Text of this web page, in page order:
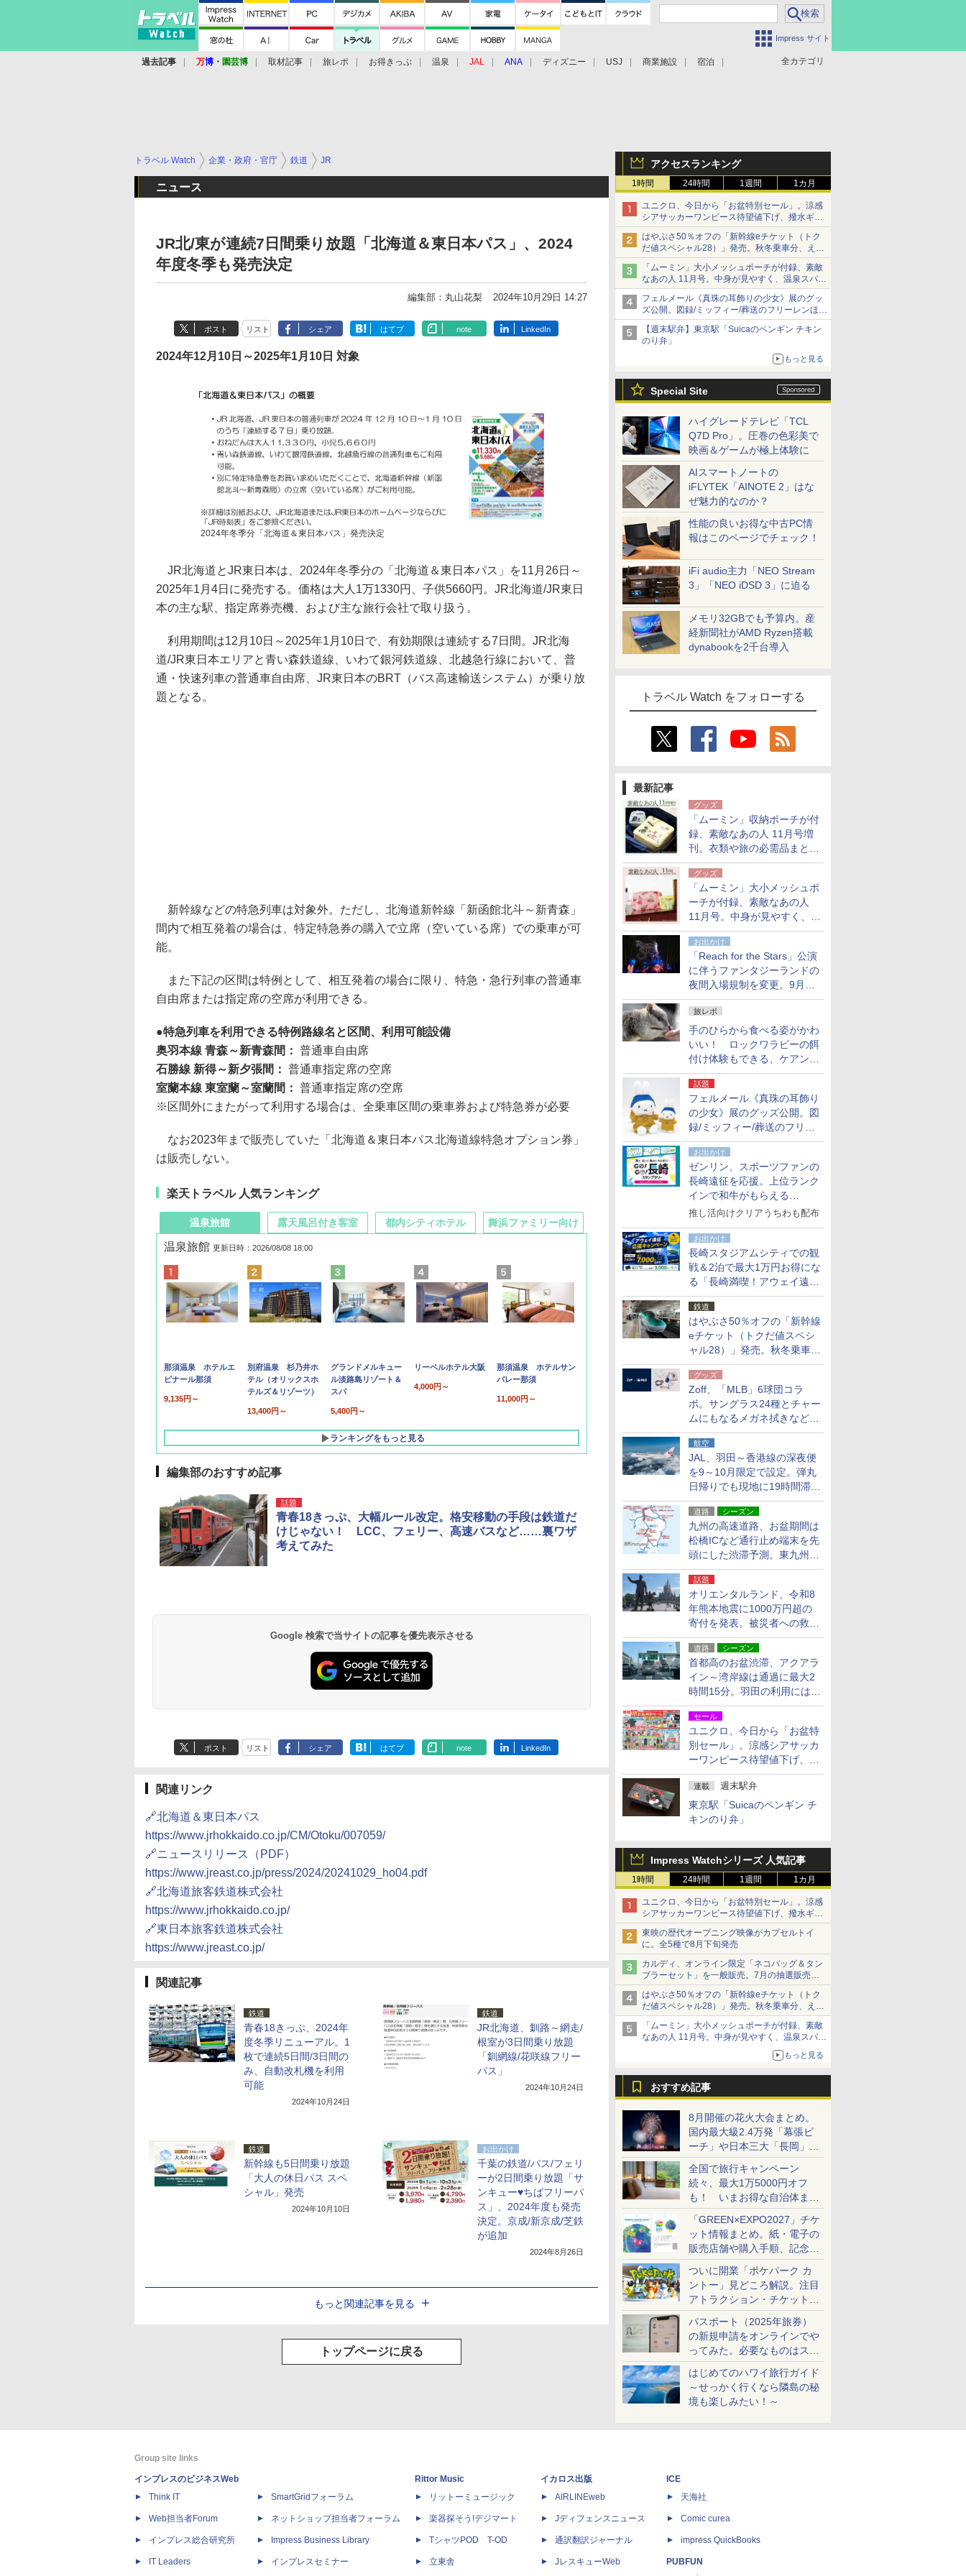
Impress サイト
全カテゴリ
過去記事 万博 ・ 園芸博 取材記事 旅レポ お得きっぷ 温泉 JAL ANA ディズニー USJ 商業施設 宿泊
アクセスランキング
1時間 24時間 1週間 1カ月
ユニクロ、今日から「お盆特別セール」。涼感
シアサッカーワンピース待望値下げ、撥水ギア
ショーツは1990円に
はやぶさ50％オフの「新幹線eチケット（トク
だ値スペシャル28）」発売。秋冬乗車分、えき
ねっと限定
「ムーミン」大小メッシュポーチが付録、素敵
なあの人 11月号。中身が見やすく、温泉スパに
も使える
フェルメール《真珠の耳飾りの少女》展のグッ
ズ公開。図録/ミッフィー/葬送のフリーレンほ
か、注目ブランドコラボが実現
【週末駅弁】東京駅「Suicaのペンギン チキン
のり弁」
もっと見る
Special Site
ハイグレードテレビ「TCL
Q7D Pro」。圧巻の色彩美で
映画＆ゲームが極上体験に
AIスマートノートの
iFLYTEK「AINOTE 2」はな
ぜ魅力的なのか？
性能の良いお得な中古PC情
報はこのページでチェック！
iFi audio主力「NEO Stream
3」「NEO iDSD 3」に迫る
メモリ32GBでも予算内。産
経新聞社がAMD Ryzen搭載
dynabookを2千台導入
トラベル Watch をフォローする
最新記事
グッズ
「ムーミン」収納ポーチが付
録、素敵なあの人 11月号増
刊。衣類や旅の必需品まとま
る大小2個セット
グッズ
「ムーミン」大小メッシュポ
ーチが付録、素敵なあの人
11月号。中身が見やすく、温
泉スパにも使える
お出かけ
「Reach for the Stars」公演
に伴うファンタジーランドの
夜間入場規制を変更。9月か
ら18時50分～20時ごろに
旅レポ
手のひらから食べる姿がかわ
いい！ ロックワラビーの餌
付け体験もできる、ケアンズ
でアサートン高原の日本語ガ
イド付きツアーに参加してみ
た
話題
フェルメール《真珠の耳飾り
の少女》展のグッズ公開。図
録/ミッフィー/葬送のフリー
レンほか、注目ブランドコラ
ボが実現
お出かけ
ゼンリン、スポーツファンの
長崎遠征を応援。上位ランク
インで和牛がもらえる
「GO！GO！長崎スタンプラ
推し活向けクリアうちわも配布
お出かけ
長崎スタジアムシティでの観
戦＆2泊で最大1万円お得にな
る「長崎満喫！アウェイ遠征
応援キャンペーン」
鉄道
はやぶさ50％オフの「新幹線
eチケット（トクだ値スペシ
ャル28）」発売。秋冬乗車
分、えきねっと限定
グッズ
Zoff、「MLB」6球団コラ
ボ。サングラス24種とチャー
ムにもなるメガネ拭きなど雑
貨24種
航空
JAL、羽田～香港線の深夜便
を9～10月限定で設定。弾丸
日帰りでも現地に19時間滞在
できる
道路 シーズン
九州の高速道路、お盆期間は
松橋ICなど通行止め端末を先
頭にした渋滞予測。東九州道
への迂回は料金調整を実施
話題
オリエンタルランド、令和8
年熊本地震に1000万円超の
寄付を発表。被災者への救援
活動・復旧支援
道路 シーズン
首都高のお盆渋滞、アクアラ
イン～湾岸線は通過に最大2
時間15分。羽田の利用には
「空港西出口」の利用検討を
セール
ユニクロ、今日から「お盆特
別セール」。涼感シアサッカ
ーワンピース待望値下げ、撥
水ギアショーツは1990円に
連載 週末駅弁
東京駅「Suicaのペンギン チ
キンのり弁」
Impress Watchシリーズ 人気記事
1時間 24時間 1週間 1カ月
ユニクロ、今日から「お盆特別セール」。涼感
シアサッカーワンピース待望値下げ、撥水ギア
ショーツは1990円に
東映の歴代オープニング映像がカプセルトイ
に。全5種で8月下旬発売
カルディ、オンライン限定「ネコバッグ＆タン
ブラーセット」を一般販売。7月の抽選販売の
当選無効分
はやぶさ50％オフの「新幹線eチケット（トク
だ値スペシャル28）」発売。秋冬乗車分、えき
ねっと限定
「ムーミン」大小メッシュポーチが付録、素敵
なあの人 11月号。中身が見やすく、温泉スパに
もっと見る
おすすめ記事
8月開催の花火大会まとめ。
国内最大級2.4万発「幕張ビ
ーチ」や日本三大「長岡」な
ど大型イベント目白押し！
全国で旅行キャンペーン
続々、最大1万5000円オフ
も！ いまお得な自治体まと
め
「GREEN×EXPO2027」チケ
ット情報まとめ。紙・電子の
販売店舗や購入手順、記念チ
ケットも解説
ついに開業「ポケパーク カ
ントー」見どころ解説。注目
アトラクション・チケット手
配・来場前に必要な準備は？
パスポート（2025年旅券）
の新規申請をオンラインでや
ってみた。必要なものはスマ
ホとマイナカードのみ
はじめてのハワイ旅行ガイド
～せっかく行くなら隣島の秘
境も楽しみたい！～
トラベル Watch 企業・政府・官庁 鉄道 JR
ニュース
JR北/東が連続7日間乗り放題「北海道＆東日本パス」、2024
年度冬季も発売決定
編集部：丸山花梨 2024年10月29日 14:27
ポスト リスト シェア はてブ note LinkedIn
2024年12月10日～2025年1月10日 対象
2024年冬季分「北海道＆東日本パス」発売決定
JR北海道とJR東日本は、2024年冬季分の「北海道＆東日本パス」を11月26日～
2025年1月4日に発売する。価格は大人1万1330円、子供5660円。JR北海道/JR東日
本の主な駅、指定席券売機、および主な旅行会社で取り扱う。
利用期間は12月10日～2025年1月10日で、有効期限は連続する7日間。JR北海
道/JR東日本エリアと青い森鉄道線、いわて銀河鉄道線、北越急行線において、普
通・快速列車の普通車自由席、JR東日本のBRT（バス高速輸送システム）が乗り放
題となる。
新幹線などの特急列車は対象外。ただし、北海道新幹線「新函館北斗～新青森」
間内で相互発着の場合は、特定特急券の購入で立席（空いている席）での乗車が可
能。
また下記の区間は特例として、相互発着の場合に限り、特急・急行列車の普通車
自由席または指定席の空席が利用できる。
特急列車を利用できる特例路線名と区間、利用可能設備
奥羽本線 青森～新青森間： 普通車自由席
石勝線 新得～新夕張間： 普通車指定席の空席
室蘭本線 東室蘭～室蘭間： 普通車指定席の空席
※区間外にまたがって利用する場合は、全乗車区間の乗車券および特急券が必要
なお2023年まで販売していた「北海道＆東日本パス北海道線特急オプション券」
は販売しない。
楽天トラベル 人気ランキング
温泉旅館
温泉旅館 更新日時：2026/08/08 18:00
那須温泉 ホテルエ
ピナール那須
9,135円～
別府温泉 杉乃井ホ
テル（オリックスホ
テルズ＆リゾーツ）
13,400円～
グランドメルキュー
ル淡路島リゾート＆
スパ
5,400円～
リーベルホテル大阪
4,000円～
那須温泉 ホテルサン
バレー那須
11,000円～
ランキングをもっと見る
露天風呂付き客室
10,450円～
19,541円～
都内シティホテル 舞浜ファミリー向け
7,950円～
5,758円～
編集部のおすすめ記事
話題
青春18きっぷ、大幅ルール改定。格安移動の手段は鉄道だ
けじゃない！ LCC、フェリー、高速バスなど……裏ワザ
考えてみた
Google 検索で当サイトの記事を優先表示させる
ポスト リスト シェア はてブ note LinkedIn
関連リンク
🔗北海道＆東日本パス
https://www.jrhokkaido.co.jp/CM/Otoku/007059/
🔗ニュースリリース（PDF）
https://www.jreast.co.jp/press/2024/20241029_ho04.pdf
🔗北海道旅客鉄道株式会社
https://www.jrhokkaido.co.jp/
🔗東日本旅客鉄道株式会社
https://www.jreast.co.jp/
関連記事
鉄道
青春18きっぷ、2024年
度冬季リニューアル。1
枚で連続5日間/3日間の
み、自動改札機を利用
可能
2024年10月24日
鉄道
JR北海道、釧路～網走/
根室が3日間乗り放題
「釧網線/花咲線フリー
パス」
2024年10月24日
鉄道
新幹線も5日間乗り放題
「大人の休日パス スペ
シャル」発売
2024年10月10日
お出かけ
千葉の鉄道/バス/フェリ
ーが2日間乗り放題「サ
ンキュー♥ちばフリーパ
ス」、2024年度も発売
決定。京成/新京成/芝鉄
が追加
2024年8月26日
もっと関連記事を見る
トップページに戻る
Group site links
インプレスのビジネスWeb
Think IT
Web担当者Forum
インプレス総合研究所
IT Leaders
SmartGridフォーラム
ネットショップ担当者フォーラム
Impress Business Library
インプレスセミナー
Rittor Music
リットーミュージック
楽器探そう!デジマート
TシャツPOD T-OD
立東舎
イカロス出版
AIRLINEweb
Jディフェンスニュース
通訳翻訳ジャーナル
JレスキューWeb
ICE
天海社
Comic curea
impress QuickBooks
PUBFUN